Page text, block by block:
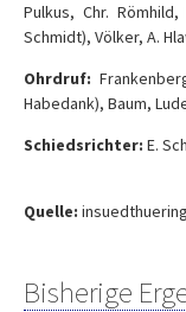
Pulkus, Chr.
Schmidt), Völker, A.
Ohrdruf:
Habedank), Baum,
Schiedsrichter: E.
Quelle:
Bisherige